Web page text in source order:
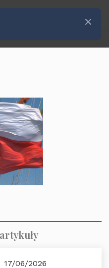
17/06/2026
Zamknij